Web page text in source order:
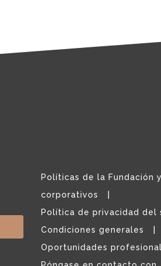
Políticas de la Fundación
corporativos
Política de privacidad del
Condiciones generales
Oportunidades